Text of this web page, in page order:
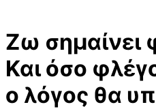
Ζω σημαίνει
Και όσο
ο λόγος θα